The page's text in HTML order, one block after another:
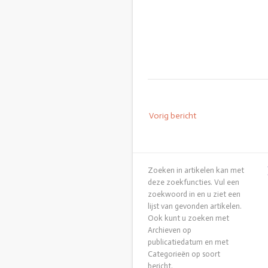
navigatie
Vorig bericht
Zoeken in artikelen kan met
deze zoekfuncties. Vul een
zoekwoord in en u ziet een
lijst van gevonden artikelen.
Ook kunt u zoeken met
Archieven op
publicatiedatum en met
Categorieën op soort
bericht.